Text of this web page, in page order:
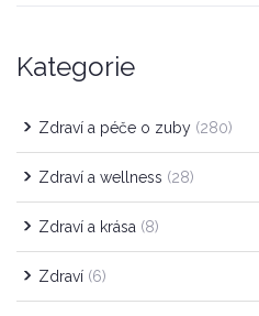
Kategorie
Zdraví a péče o zuby (280)
Zdraví a wellness (28)
Zdraví a krása (8)
Zdraví (6)